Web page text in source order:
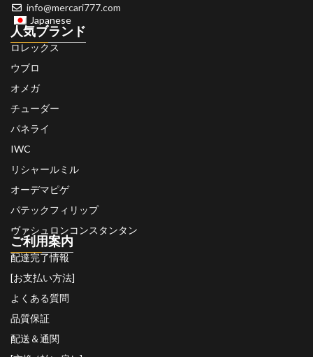
info@mercari777.com
Japanese
人気ブランド
ロレックス
ウブロ
オメガ
チューダー
パネライ
IWC
リシャールミル
オーデマピゲ
パテックフィリップ
ヴァシュロンコンスタンタン
ご利用案内
配達完了情報
[お支払い方法]
よくある質問
品質保証
配送＆通関